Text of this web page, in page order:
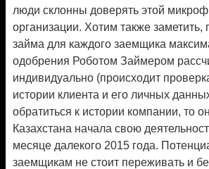
люди склонны доверять этой
организации. Хотим также
займа для каждого заемщика
одобрения Роботом Займером
индивидуально (происходит
истории клиента и его личных
обратиться к истории компании, то
Казахстана начала свою
месяце далекого 2015 года.
заемщикам не стоит переживать и